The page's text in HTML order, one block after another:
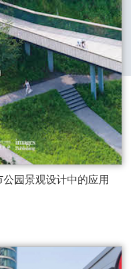
园景观设计中的应用